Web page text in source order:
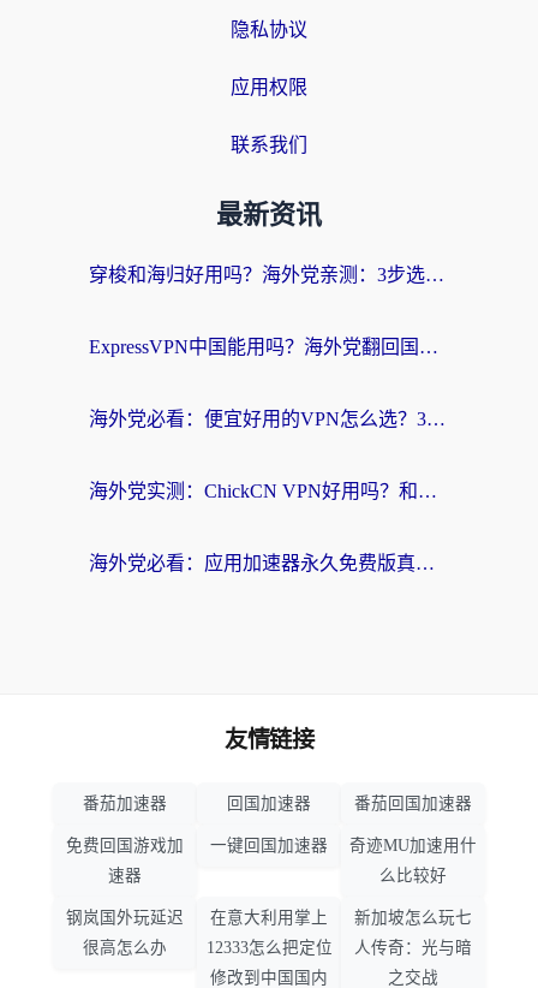
隐私协议
应用权限
联系我们
最新资讯
穿梭和海归好用吗？海外党亲测：3步选对回国加速器，无缝刷国内剧玩手游
ExpressVPN中国能用吗？海外党翻回国内的加速器选择指南（附番茄加速器实测）
海外党必看：便宜好用的VPN怎么选？3步解决回国访问难题+Steam改区技巧
海外党实测：ChickCN VPN好用吗？和OurPlay VPN对比哪个回国效果更好？附避坑指南
海外党必看：应用加速器永久免费版真的靠谱吗？教你选对回国加速器无缝刷国内资源
友情链接
番茄加速器 回国加速器 番茄回国加速器
免费回国游戏加
速器
一键回国加速器
奇迹MU加速用什
么比较好
钢岚国外玩延迟
很高怎么办
在意大利用掌上
12333怎么把定位
修改到中国国内
新加坡怎么玩七
人传奇：光与暗
之交战